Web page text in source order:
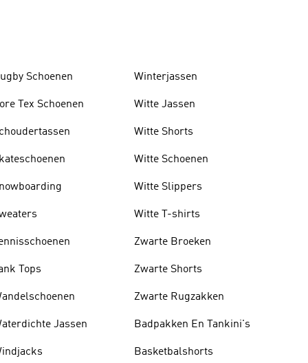
Schoenen
Tex Schoenen
Tops
Jassen
Winterjassen
Witte Jassen
Witte Shorts
Witte Schoenen
Witte Slippers
Witte T-shirts
Zwarte Broeken
Zwarte Shorts
Zwarte Rugzakken
Badpakken En Tankini's
Basketbalshorts